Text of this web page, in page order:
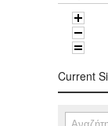
Current
Αναζήτηση